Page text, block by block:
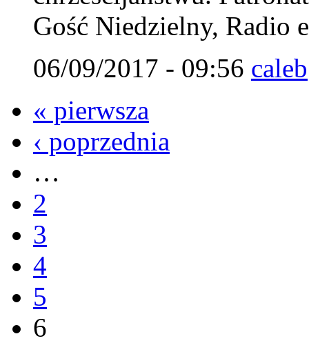
Gość Niedzielny, Radio
06/09/2017 - 09:56 caleb
« pierwsza
‹ poprzednia
…
2
3
4
5
6